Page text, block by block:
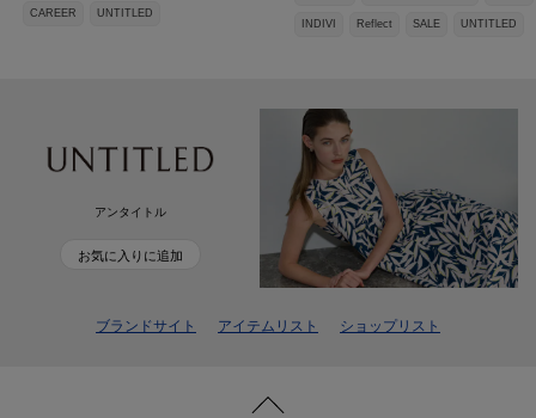
CAREER UNTITLED
INDIVI Reflect SALE UNTITLED
アンタイトル
お気に入りに追加
ブランドサイト アイテムリスト ショップリスト